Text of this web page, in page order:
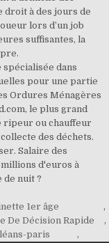
1er âge
,
De Décision Rapide
,
paris ,